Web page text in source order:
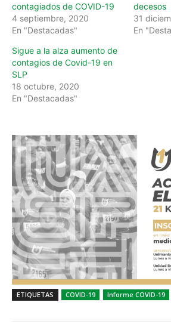
contagiados de COVID-19
4 septiembre, 2020
En "Destacadas"
decesos
31
En
Sigue a la alza aumento de
contagios de Covid-19 en
SLP
18 octubre, 2020
En "Destacadas"
ETIQUETAS COVID-19 Informe COVID-19